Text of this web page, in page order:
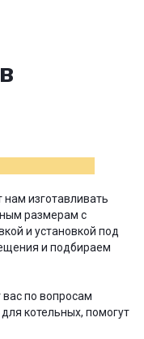
изготавливать
размерам с
и установкой под
и подбираем
по вопросам
котельных, помогут